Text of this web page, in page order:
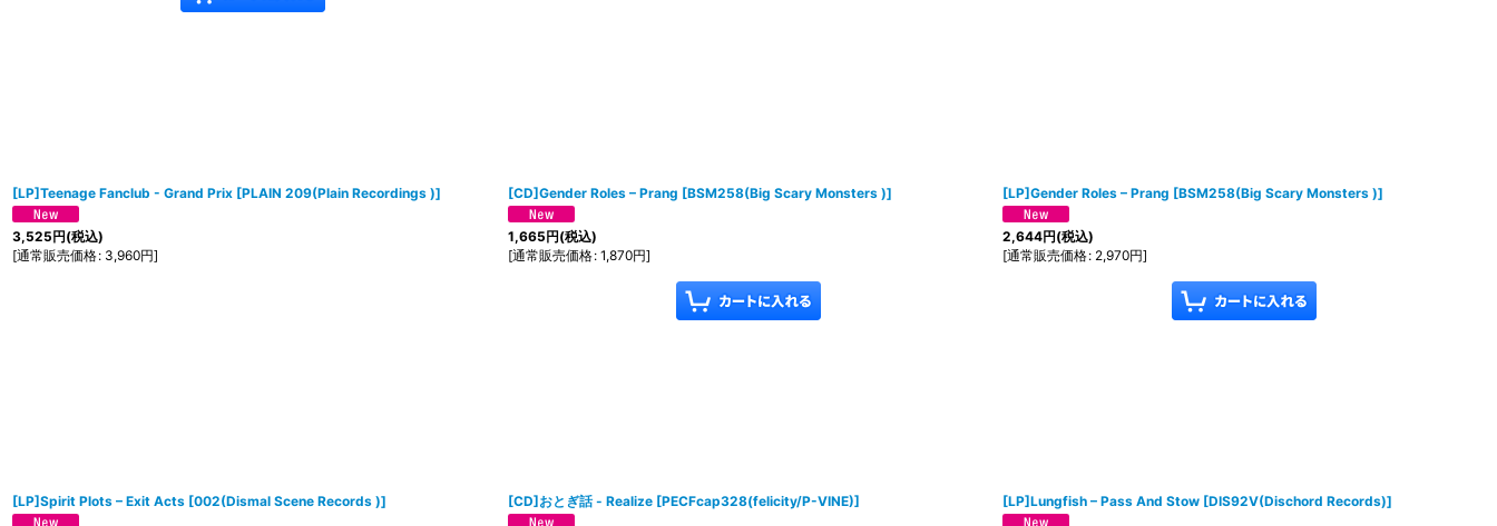
[LP]Teenage Fanclub - Grand Prix [PLAIN 209(Plain Recordings )]
3,525円(税込)
[通常販売価格: 3,960円]
[CD]Gender Roles ‎– Prang [BSM258(Big Scary Monsters )]
1,665円(税込)
[通常販売価格: 1,870円]
[LP]Gender Roles ‎– Prang [BSM258(Big Scary Monsters )]
2,644円(税込)
[通常販売価格: 2,970円]
[LP]Spirit Plots ‎– Exit Acts [002(Dismal Scene Records )] [CD]おとぎ話 - Realize [PECFcap328(felicity/P-VINE)] [LP]Lungfish ‎– Pass And Stow [DIS92V(Dischord Records)]